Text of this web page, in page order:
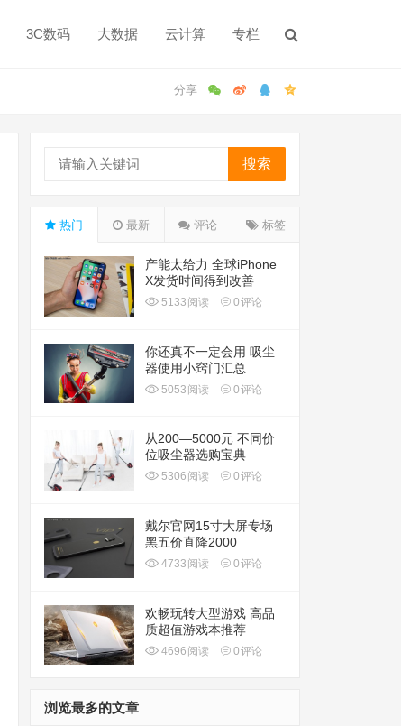
3C数码 大数据 云计算 专栏
搜索
热门 最新 评论 标签
产能太给力 全球iPhone
X发货时间得到改善
5133 阅读 0评论
你还真不一定会用 吸尘
器使用小窍门汇总
5053 阅读 0评论
从200—5000元 不同价
位吸尘器选购宝典
5306 阅读 0评论
戴尔官网15寸大屏专场
黑五价直降2000
4733 阅读 0评论
欢畅玩转大型游戏 高品
质超值游戏本推荐
4696 阅读 0评论
浏览最多的文章